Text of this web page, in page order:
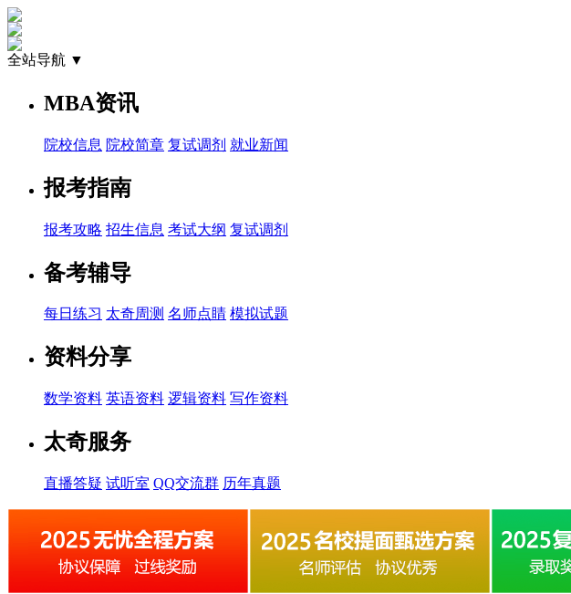
全站导航 ▼
MBA资讯
院校信息 院校简章 复试调剂 就业新闻
报考指南
报考攻略 招生信息 考试大纲 复试调剂
备考辅导
每日练习 太奇周测 名师点睛 模拟试题
资料分享
数学资料 英语资料 逻辑资料 写作资料
太奇服务
直播答疑 试听室 QQ交流群 历年真题